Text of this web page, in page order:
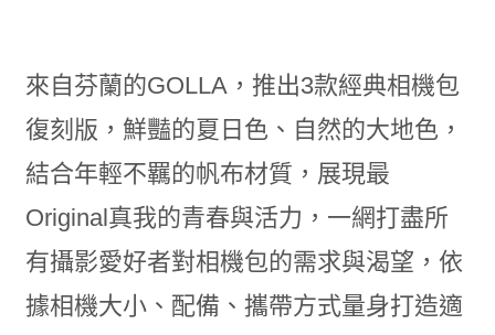
來自芬蘭的GOLLA，推出3款經典相機包
復刻版，鮮豔的夏日色、自然的大地色，
結合年輕不羈的帆布材質，展現最
Original真我的青春與活力，一網打盡所
有攝影愛好者對相機包的需求與渴望，依
據相機大小、配備、攜帶方式量身打造適